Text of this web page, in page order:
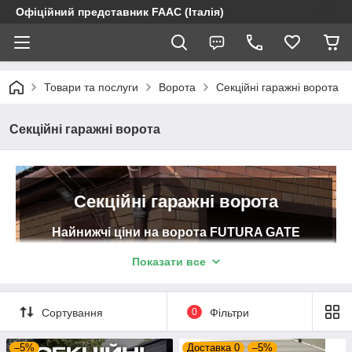
Офіційний представник FAAC (Італія)
Товари та послуги Ворота Секційні гаражні ворота
Секційні гаражні ворота
Секційні гаражні ворота
Найнижчі ціни на ворота FUTURA GATE
Харкові
Секційні автоматичні і ручні ворота від відомих
світових брендів Hoermann та FUTURA GATE.
Харкові або покупка готових воріт без установки.
Показати все
Сортування 0 Фільтри
–5% Доставка 0 –5%